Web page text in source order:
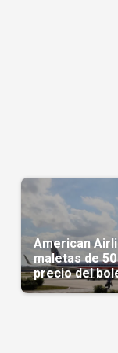
American
maletas de
precio del
Cuba en